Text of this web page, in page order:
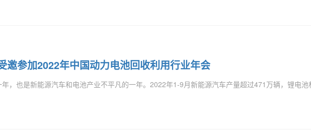
邀参加2022年中国动力电池回收利用行业年会
，也是新能源汽车和电池产业不平凡的一年。2022年1-9月新能源汽车产量超过471万辆，锂电